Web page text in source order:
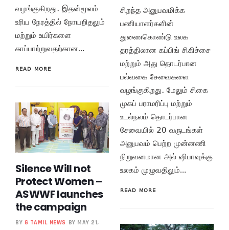
வழங்குகிறது. இதன்மூலம்
உரிய நேரத்தில் நோயறிதலும்
மற்றும் உயிர்களை
காப்பாற்றுவதற்கான…
READ MORE
Silence Will not
Protect Women –
ASWWF launches
the campaign
BY G TAMIL NEWS BY MAY 21,
சிறந்த அனுபவமிக்க
பணியாளர்களின்
துணைகொண்டு உலக
தரத்திலான கப்பிங் சிகிச்சை
மற்றும் அது தொடர்பான
பல்வகை சேவைகளை
வழங்குகிறது. மேலும் சிகை
முகப் பராமரிப்பு மற்றும்
உடல்நலம் தொடர்பான
சேவையில் 20 வருடங்கள்
அனுபவம் பெற்ற முன்னணி
நிறுவனமான அல் ஷிபாவுக்கு
உலகம் முழுவதிலும்…
READ MORE